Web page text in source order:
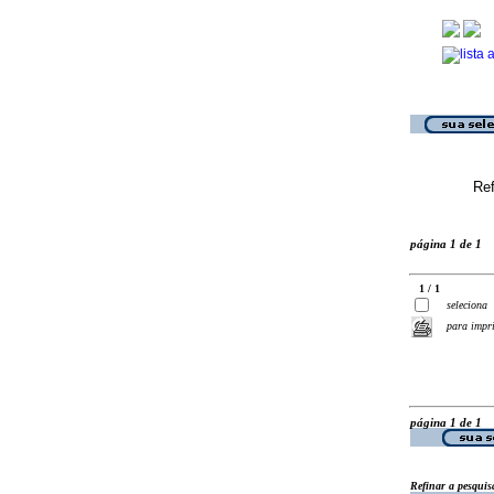
página 1 de 1
1 / 1
seleciona
para
página 1 de 1
Refinar a